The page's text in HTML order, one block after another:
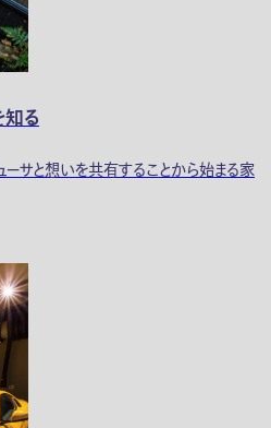
知る
ーサと想いを共有することから始まる家